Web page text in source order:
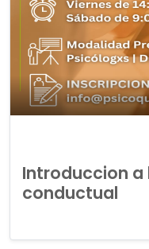
Introduccion
conductual